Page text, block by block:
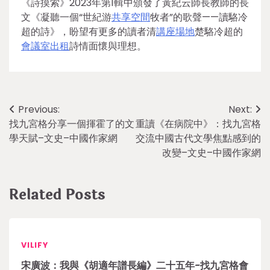
文《凝聽一個“世紀游共享空間牧者”的歌聲——讀駱冷
超的詩》，盼望有更多的讀者清講座場地楚駱冷超的
會議室出租詩情面懷與理想。
Post
navigation
Previous:
找九宮格分享一個揮霍了的文
學天賦–文史–中國作家網
Next:
重讀《在病院中》：找九宮格
交流中國古代文學焦點感到的
改變–文史–中國作家網
Related Posts
VILIFY
宋廣波：我與《胡適年譜長編》二十五年-找九宮格會